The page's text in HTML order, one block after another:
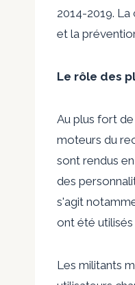
2014-2019.
et la
Le rôle des
Au plus fort
moteurs du
sont rendus
des
s'agit
ont été
Les militants